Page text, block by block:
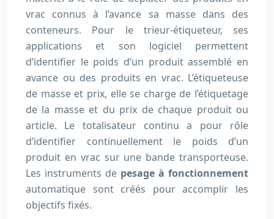
vrac connus à l’avance sa masse dans des
conteneurs. Pour le trieur-étiqueteur, ses
applications et son logiciel permettent
d’identifier le poids d’un produit assemblé en
avance ou des produits en vrac. L’étiqueteuse
de masse et prix, elle se charge de l’étiquetage
de la masse et du prix de chaque produit ou
article. Le totalisateur continu a pour rôle
d’identifier continuellement le poids d’un
produit en vrac sur une bande transporteuse.
Les instruments de pesage à fonctionnement
automatique sont créés pour accomplir les
objectifs fixés.